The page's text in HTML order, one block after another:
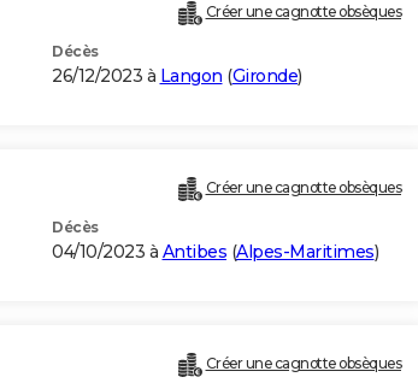
Créer une cagnotte obsèques
Décès
26/12/2023 à Langon (Gironde)
Créer une cagnotte obsèques
Décès
04/10/2023 à Antibes (Alpes-Maritimes)
Créer une cagnotte obsèques